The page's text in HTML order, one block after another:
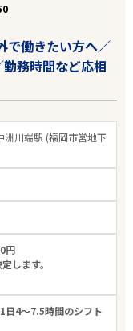
で働きたい方へ／
務時間など応相
洲川端駅 (福岡市営地下
円
します。
日4～7.5時間のシフト